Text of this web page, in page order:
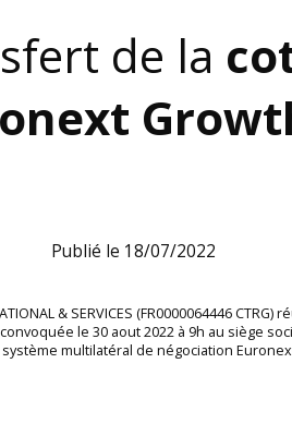
de la
Publié le 18/07/2022
& SERVICES (FR0000064446
le 30 aout 2022 à 9h au siège
multilatéral de négociation